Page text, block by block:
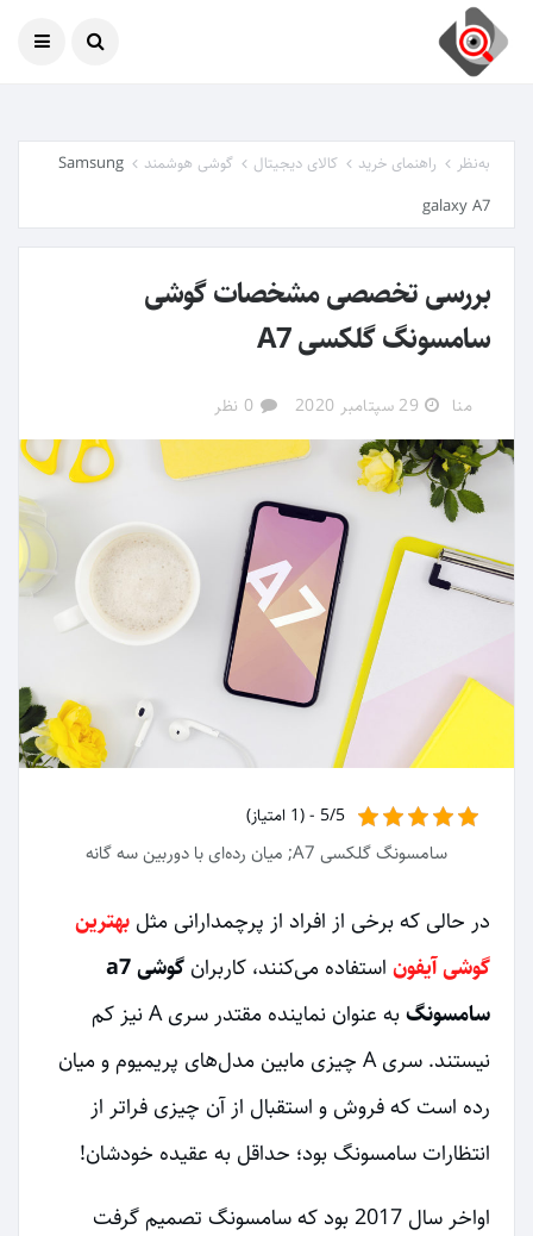
به‌نظر راهنمای خرید کالای دیجیتال گوشی هوشمند
Samsung
galaxy A7
بررسی تخصصی مشخصات گوشی
سامسونگ گلکسی A7
منا 29 سپتامبر 2020 0 نظر
5/5 - (1 امتیاز)
سامسونگ گلکسی A7; میان رده‌ای با دوربین سه گانه
در حالی که برخی از افراد از پرچمدارانی مثل بهترین
گوشی آیفون استفاده می‌کنند، کاربران
گوشی a7
سامسونگ
به عنوان نماینده مقتدر سری A نیز کم
نیستند. سری A چیزی مابین مدل‌های پریمیوم و میان
رده است که فروش و استقبال از آن چیزی فراتر از
انتظارات سامسونگ بود؛ حداقل به عقیده خودشان!
اواخر سال 2017 بود که سامسونگ تصمیم گرفت